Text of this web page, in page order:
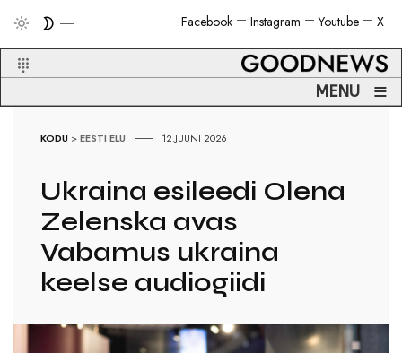
X
Youtube
Instagram
Facebook
MENU ≡
KODU >EESTI ELU 12.JUUNI 2026
Ukraina esileedi Olena
Zelenska avas
Vabamus ukraina
keelse audiogiidi